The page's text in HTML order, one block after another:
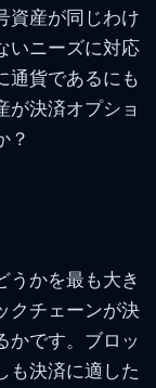
資産が同じわけ
いニーズに対応
通貨であるにも
が決済オプショ
？
うかを最も大き
クチェーンが決
かです。ブロッ
も決済に適した